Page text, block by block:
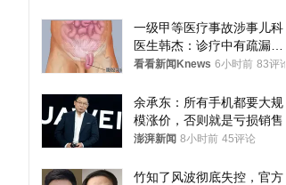
一级甲等医疗事故涉事儿科
医生韩杰：诊疗中有疏漏，
我认错，但不能认罪
看看新闻Knews 6小时前 83评论
余承东：所有手机都要大规
模涨价，否则就是亏损销售
澎湃新闻 8小时前 45评论
竹知了风波彻底失控，官方